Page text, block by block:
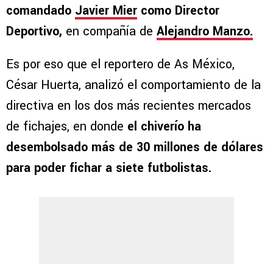
comandado Javier Mier como Director
Deportivo, en compañía de Alejandro Manzo.
Es por eso que el reportero de As México,
César Huerta, analizó el comportamiento de la
directiva en los dos más recientes mercados
de fichajes, en donde el chiverío ha
desembolsado más de 30 millones de dólares
para poder fichar a siete futbolistas.